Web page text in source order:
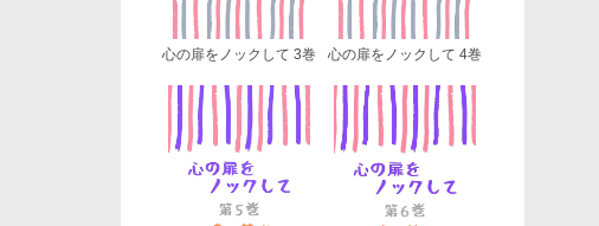
心の扉をノックして 3巻 心の扉をノックして 4巻